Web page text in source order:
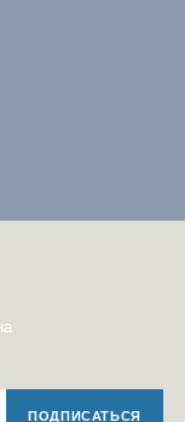
ПОДПИСАТЬСЯ